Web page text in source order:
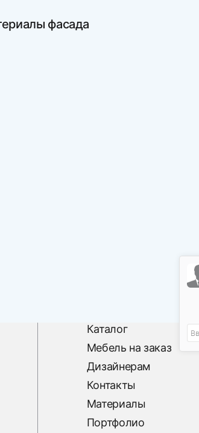
фасада
Каталог
Мебель на заказ
Дизайнерам
Контакты
Материалы
Портфолио